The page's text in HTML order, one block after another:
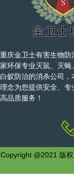
重庆金卫士有害生物防
家环保专业灭鼠、灭蝇
白蚁防治的消杀公司，
理念为您提供安全、专
高品质服务！
Copyright @2021 版